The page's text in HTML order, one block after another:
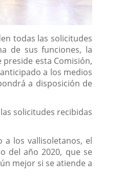
todas las solicitudes
de sus funciones, la
esta Comisión,
a los medios
a disposición de
solicitudes recibidas
a los vallisoletanos, el
del año 2020, que se
mejor si se atiende a